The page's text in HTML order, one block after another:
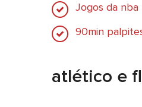
Jogos da nba
90min
atlético e